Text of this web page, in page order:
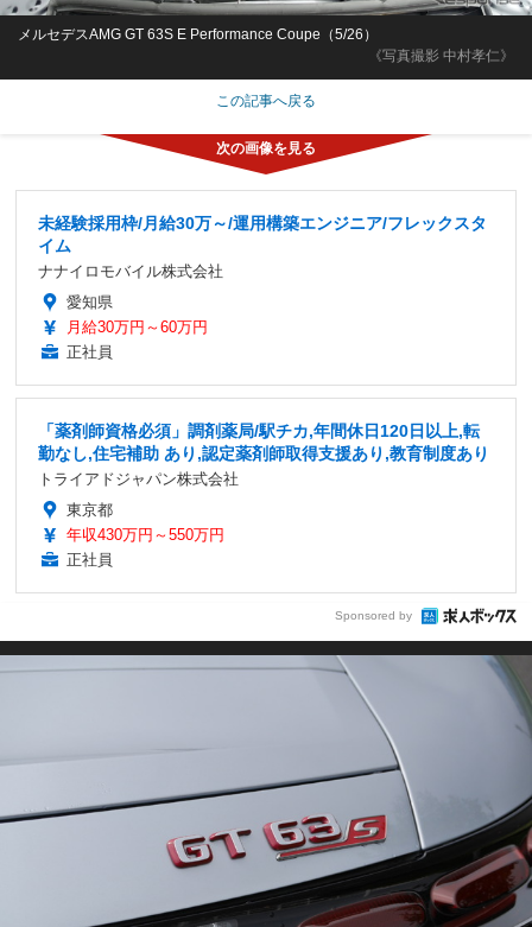
《写真撮影 中村孝仁》
メルセデスAMG GT 63S E Performance Coupe（5/26）
この記事へ戻る
未経験採用枠/月給30万～/運用構築エンジニア/フレックスタ
イム
ナナイロモバイル株式会社
愛知県
月給30万円～60万円
正社員
「薬剤師資格必須」調剤薬局/駅チカ,年間休日120日以上,転
勤なし,住宅補助 あり,認定薬剤師取得支援あり,教育制度あり
トライアドジャパン株式会社
東京都
年収430万円～550万円
正社員
Sponsored by